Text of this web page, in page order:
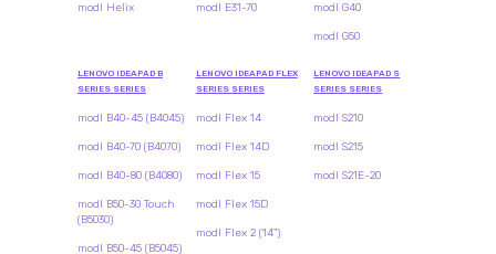
modl Helix modl E31-70 modl G40
modl G50
LENOVO IDEAPAD B
SERIES SERIES
modl B40-45 (B4045)
modl B40-70 (B4070)
modl B40-80 (B4080)
modl B50-30 Touch
(B5030)
modl B50-45 (B5045)
LENOVO IDEAPAD FLEX
SERIES SERIES
modl Flex 14
modl Flex 14D
modl Flex 15
modl Flex 15D
modl Flex 2 (14")
LENOVO IDEAPAD S
SERIES SERIES
modl S210
modl S215
modl S21E-20